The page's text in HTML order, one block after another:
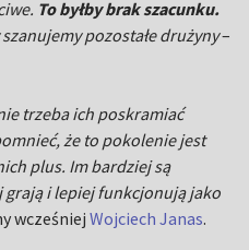
To byłby brak szacunku.
szanujemy pozostałe drużyny–
trzeba ich poskramiać
że to pokolenie jest
plus. Im bardziej są
i lepiej funkcjonują jako
wcześniejWojciech Janas.